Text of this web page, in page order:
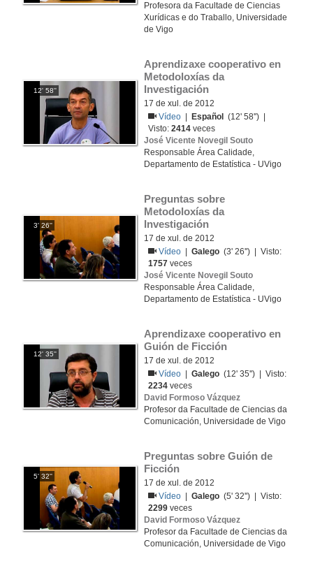
Profesora da Facultade de Ciencias
Xurídicas e do Traballo, Universidade
de Vigo
12' 58''
Aprendizaxe cooperativo en
Metodoloxías da
Investigación
17 de xul. de 2012
Vídeo
Español
(12' 58'') |
Visto:2414 veces
José Vicente Novegil Souto
Responsable Área Calidade,
Departamento de Estatística - UVigo
3' 26''
Preguntas sobre
Metodoloxías da
Investigación
17 de xul. de 2012
Vídeo
|Galego (3' 26'') | Visto:
1757 veces
José Vicente Novegil Souto
Responsable Área Calidade,
Departamento de Estatística - UVigo
12' 35''
Aprendizaxe cooperativo en
Guión de Ficción
17 de xul. de 2012
Vídeo
|Galego (12' 35'') | Visto:
2234 veces
David Formoso Vázquez
Profesor da Facultade de Ciencias da
Comunicación, Universidade de Vigo
5' 32''
Preguntas sobre Guión de
Ficción
17 de xul. de 2012
Vídeo
|Galego (5' 32'') | Visto:
2299 veces
David Formoso Vázquez
Profesor da Facultade de Ciencias da
Comunicación, Universidade de Vigo